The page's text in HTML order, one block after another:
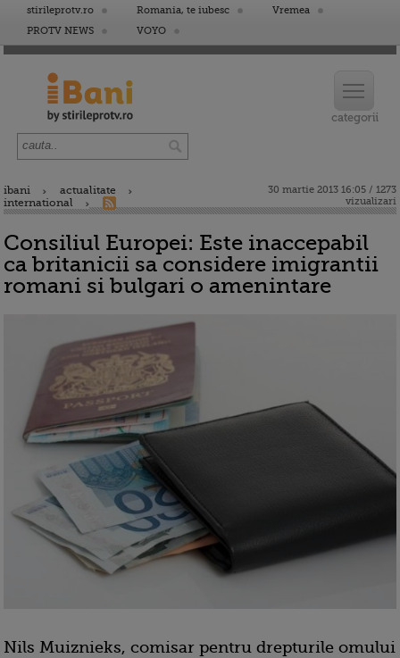
stirileprotv.ro Romania, te iubesc
Vremea
PROTV NEWS
VOYO
ibani
actualitate
international
30 martie 2013 16:05 / 1273
vizualizari
Consiliul Europei: Este inaccepabil
ca britanicii sa considere imigrantii
romani si bulgari o amenintare
Nils Muiznieks, comisar pentru drepturile omului